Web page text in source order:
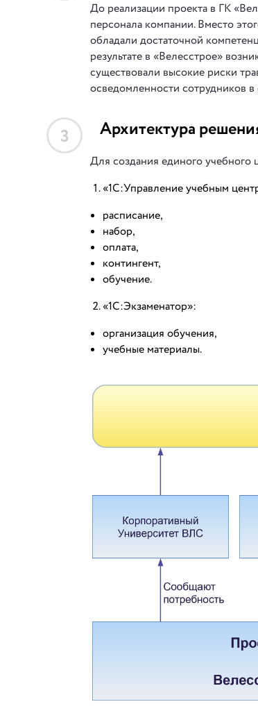
До реализации проекта в ГК
персонала компании. Вместо
обладали достаточной
результате в «Велесстрое»
существовали высокие риски
осведомленности сотрудников в
3 Архитектура
Для создания единого учебного
«1С:Управление учебным
расписание,
набор,
оплата,
контингент,
обучение.
«1С:Экзаменатор»:
организация обучения,
учебные материалы.